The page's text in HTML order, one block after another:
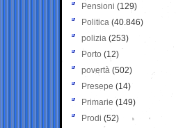
Pensioni (129)
Politica (40.846)
polizia (253)
Porto (12)
povertà (502)
Presepe (14)
Primarie (149)
Prodi (52)